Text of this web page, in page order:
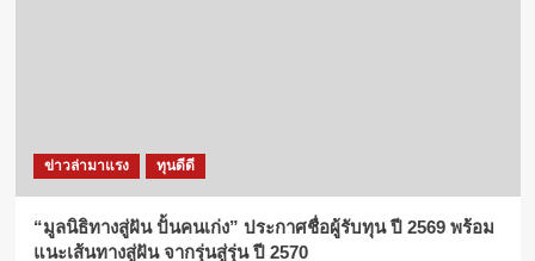
ข่าวล่ามาแรง ทุนดีดี
“มูลนิธิทางสู่ฝัน ปั้นคนเก่ง” ประกาศชื่อผู้รับทุน ปี 2569 พร้อม
แนะเส้นทางสู่ฝัน จากรุ่นสู่รุ่น ปี 2570